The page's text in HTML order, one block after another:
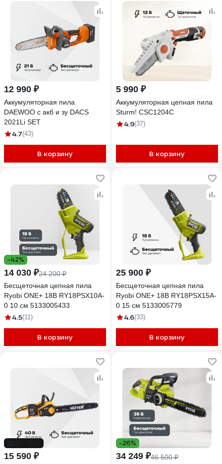
12 990 ₽
Аккумуляторная пила
DAEWOO с акб и зу DACS
2021Li SET
4.7(43)
В корзину
5 990 ₽
Аккумуляторная цепная пила
Sturm! CSC1204C
4.9(37)
В корзину
-42%
14 030 ₽24 200 ₽
Бесщеточная цепная пила
Ryobi ONE+ 18В RY18PSX10A-
0 10 см 5133005433
4.5(11)
В корзину
25 900 ₽
Бесщеточная цепная пила
Ryobi ONE+ 18В RY18PSX15A-
0 15 см 5133005779
4.6(33)
В корзину
15 590 ₽
-26%
34 249 ₽46 500 ₽